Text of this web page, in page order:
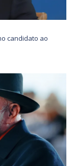
candidato ao